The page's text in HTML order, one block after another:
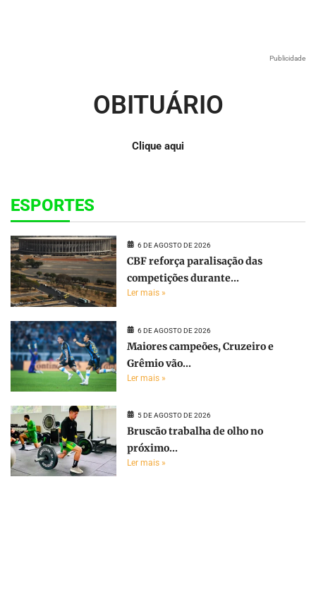
Publicidade
OBITUÁRIO
Clique aqui
ESPORTES
6 DE AGOSTO DE 2026
CBF reforça paralisação das
competições durante...
Ler mais »
6 DE AGOSTO DE 2026
Maiores campeões, Cruzeiro e
Grêmio vão...
Ler mais »
5 DE AGOSTO DE 2026
Bruscão trabalha de olho no
próximo...
Ler mais »